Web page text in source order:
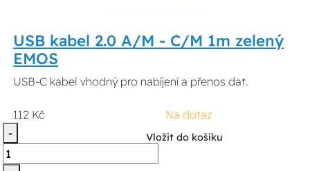
USB kabel 2.0 A/M - C/M 1m zelený
EMOS
USB-C kabel vhodný pro nabíjení a přenos dat.
112 Kč
Na dotaz
-
Vložit do košíku